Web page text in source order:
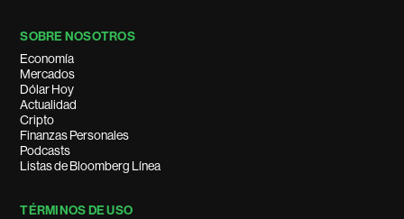
SOBRE NOSOTROS
Economía
Mercados
Dólar Hoy
Actualidad
Cripto
Finanzas Personales
Podcasts
Listas de Bloomberg Línea
TÉRMINOS DE USO